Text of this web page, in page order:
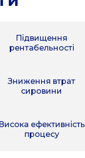
Підвищення
рентабельності
Зниження втрат
сировини
Висока ефективність
процесу